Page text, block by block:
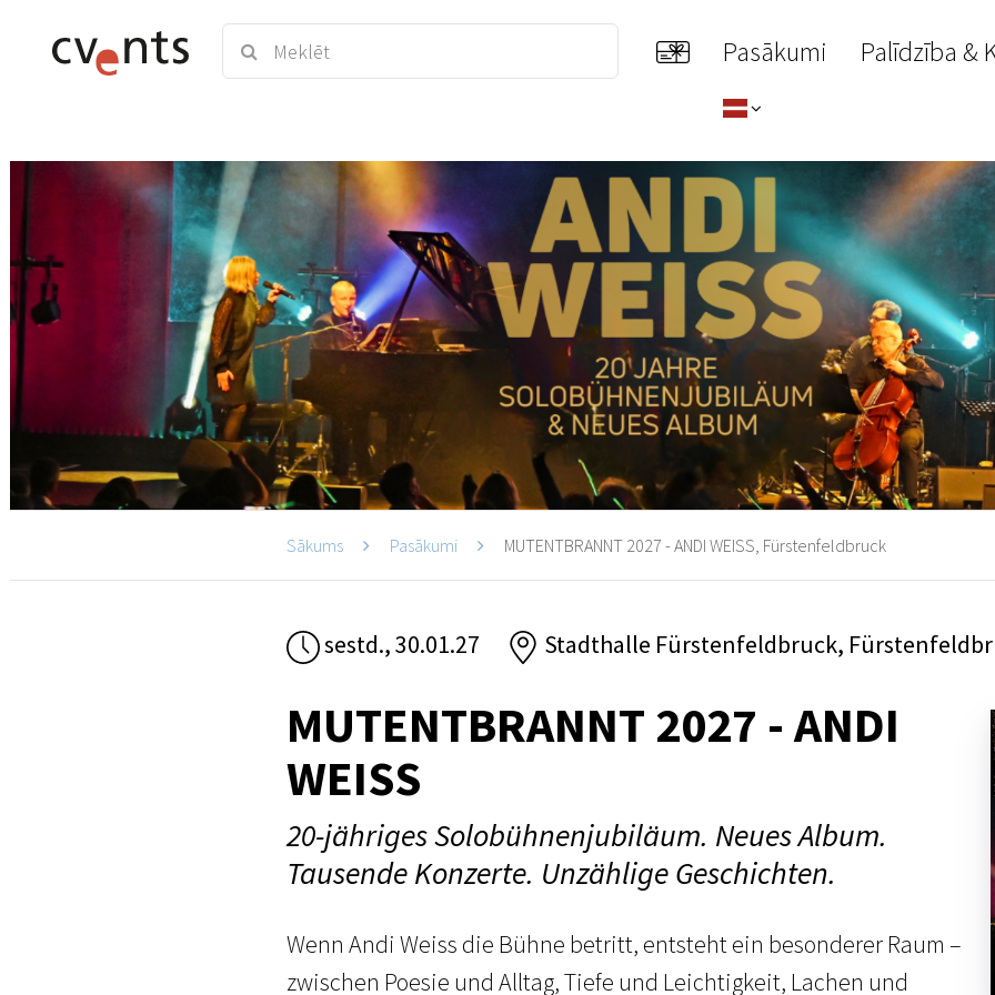
Pasākumi Palīdzība &
Sākums Pasākumi MUTENTBRANNT 2027 - ANDI WEISS, Fürstenfeldbruck
sestd., 30.01.27 Stadthalle Fürstenfeldbruck,
MUTENTBRANNT 2027 - ANDI
WEISS
20-jähriges Solobühnenjubiläum. Neues Album.
Tausende Konzerte. Unzählige Geschichten.
Wenn Andi Weiss die Bühne betritt, entsteht ein besonderer Raum –
zwischen Poesie und Alltag, Tiefe und Leichtigkeit, Lachen und